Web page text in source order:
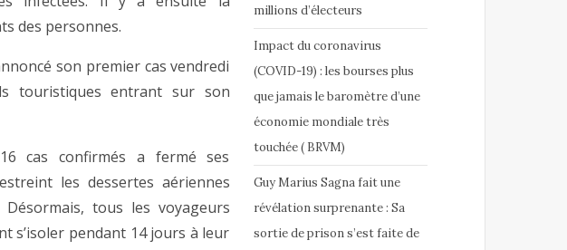
millions d’électeurs
Impact du coronavirus
(COVID-19) : les bourses plus
que jamais le baromètre d’une
économie mondiale très
touchée ( BRVM)
Guy Marius Sagna fait une
révélation surprenante : Sa
sortie de prison s’est faite de
des personnes.
son premier cas vendredi
touristiques entrant sur son
cas confirmés a fermé ses
les dessertes aériennes
Désormais, tous les voyageurs
s’isoler pendant 14 jours à leur